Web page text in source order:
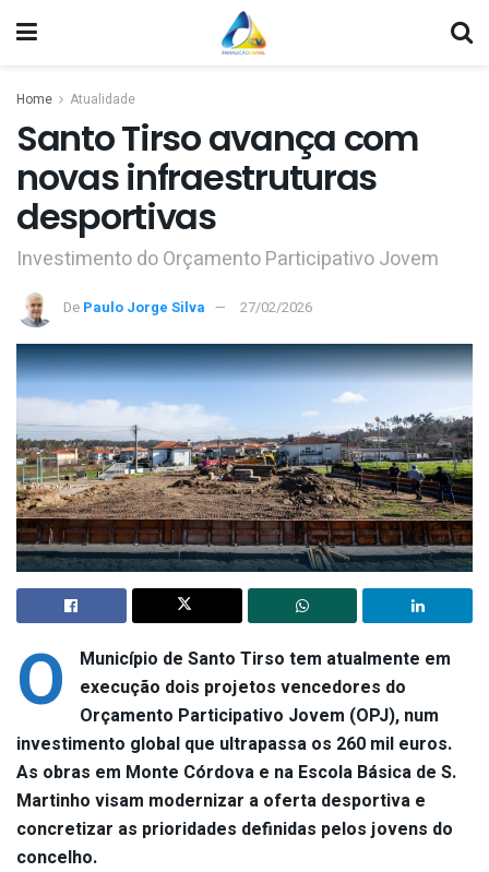
Home Atualidade
Santo Tirso avança com
novas infraestruturas
desportivas
Investimento do Orçamento Participativo Jovem
De Paulo Jorge Silva 27/02/2026
O
Município de Santo Tirso tem atualmente em
execução dois projetos vencedores do
Orçamento Participativo Jovem (OPJ), num
investimento global que ultrapassa os 260 mil euros.
As obras em Monte Córdova e na Escola Básica de S.
Martinho visam modernizar a oferta desportiva e
concretizar as prioridades definidas pelos jovens do
concelho.